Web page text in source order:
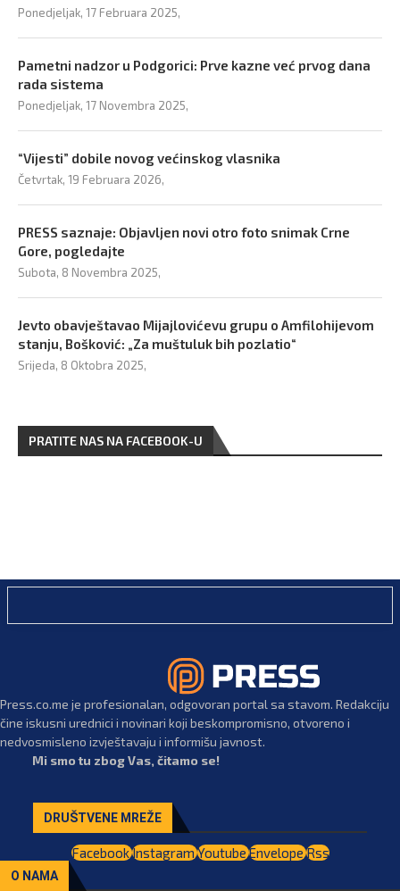
Ponedjeljak, 17 Februara 2025,
Pametni nadzor u Podgorici: Prve kazne već prvog dana
rada sistema
Ponedjeljak, 17 Novembra 2025,
“Vijesti” dobile novog većinskog vlasnika
Četvrtak, 19 Februara 2026,
PRESS saznaje: Objavljen novi otro foto snimak Crne
Gore, pogledajte
Subota, 8 Novembra 2025,
Jevto obavještavao Mijajlovićevu grupu o Amfilohijevom
stanju, Bošković: „Za muštuluk bih pozlatio“
Srijeda, 8 Oktobra 2025,
PRATITE NAS NA FACEBOOK-U
Press.co.me je profesionalan, odgovoran portal sa stavom. Redakciju
čine iskusni urednici i novinari koji beskompromisno, otvoreno i
nedvosmisleno izvještavaju i informišu javnost.
Mi smo tu zbog Vas, čitamo se!
DRUŠTVENE MREŽE
FacebookInstagramYoutubeEnvelopeRss
O NAMA